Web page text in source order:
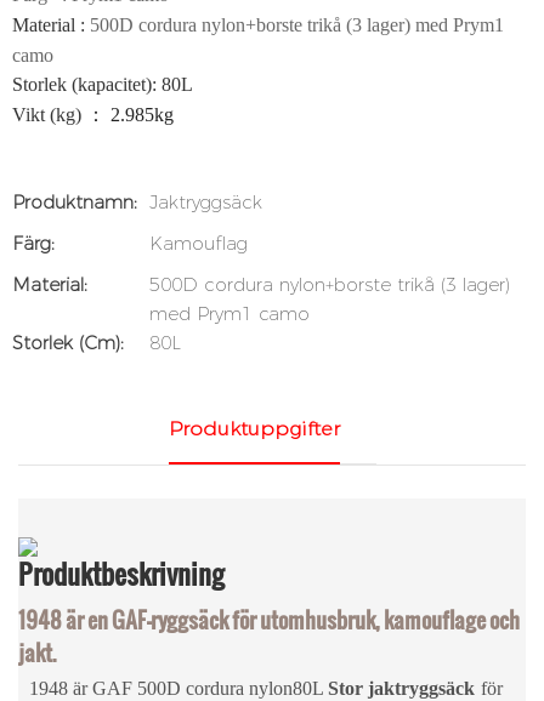
Material : 500D cordura nylon+borste trikå (3 lager) med Prym1
camo
Storlek (kapacitet): 80L
Vikt (kg)
： 2.985kg
Produktnamn: Jaktryggsäck
Färg:
Kamouflag
Material:
500D cordura nylon+borste trikå (3 lager)
med Prym1 camo
Storlek (cm):
80L
Produktuppgifter
Produktbeskrivning
1948 är en GAF-ryggsäck för utomhusbruk, kamouflage och
jakt.
1948 är GAF 500D cordura nylon80L Stor jaktryggsäck för